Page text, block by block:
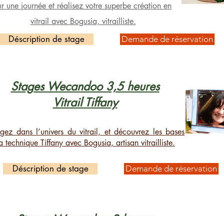
une journée et réalisez votre superbe création en
vitrail avec Bogusia, vitrailliste.
Déscription de stage Demande de réservation
Stages Wecandoo 3,5 heures
Vitrail Tiffany
dans l’univers du vitrail, et découvrez les bases
technique Tiffany avec Bogusia, artisan vitrailliste.
Déscription de stage Demande de réservation